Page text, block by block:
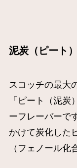
泥炭（ピート
スコッチの最大
「ピート（泥
ーフレーバーで
かけて炭化した
（フェノール化